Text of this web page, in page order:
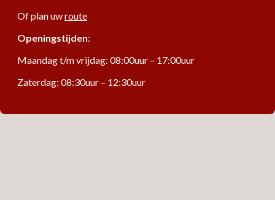
Of plan uwroute
Openingstijden:
Maandag t/m vrijdag: 08:00uur – 17:00uur
Zaterdag: 08:30uur – 12:30uur